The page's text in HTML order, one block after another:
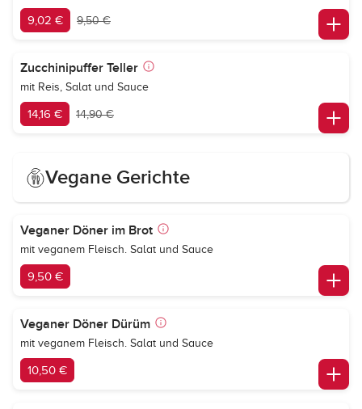
9,02 € 9,50 €
Zucchinipuffer Teller
mit Reis, Salat und Sauce
14,16 € 14,90 €
Vegane Gerichte
Veganer Döner im Brot
mit veganem Fleisch. Salat und Sauce
9,50 €
Veganer Döner Dürüm
mit veganem Fleisch. Salat und Sauce
10,50 €